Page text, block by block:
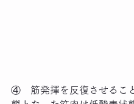
④　筋発揮を反復させるこ